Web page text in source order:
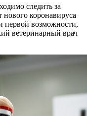
следить за
коронавируса
первой возможности,
ветеринарный врач